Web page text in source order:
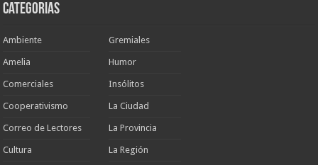
Categorias
Ambiente
Amelia
Comerciales
Cooperativismo
Correo de Lectores
Cultura
Gremiales
Humor
Insólitos
La Ciudad
La Provincia
La Región